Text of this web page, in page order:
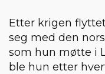
Etter krigen
seg med den
som hun møtte i
ble hun etter